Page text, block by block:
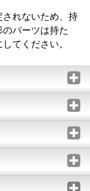
れないため、持
パーツは持た
てください。